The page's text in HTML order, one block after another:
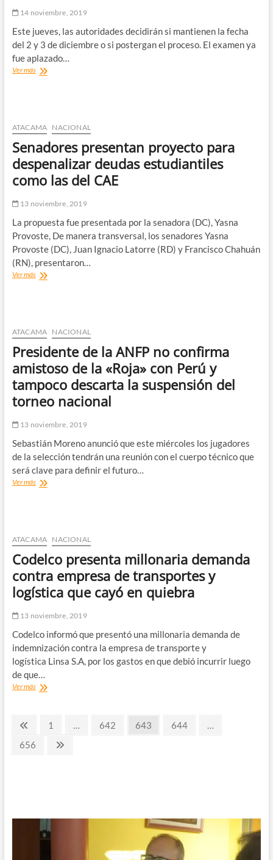
14 noviembre, 2019
Este jueves, las autoridades decidirán si mantienen la fecha
del 2 y 3 de diciembre o si postergan el proceso. El examen ya
fue aplazado…
Ver másConsejo
nuevamente
la
PSU,
razones
de
ATACAMA NACIONAL
Senadores presentan proyecto para
despenalizar deudas estudiantiles
como las del CAE
13 noviembre, 2019
La propuesta fue presentada por la senadora (DC), Yasna
Provoste, De manera transversal, los senadores Yasna
Provoste (DC), Juan Ignacio Latorre (RD) y Francisco Chahuán
(RN), presentaron…
Ver másSenadores
deudas
estudiantiles
como
las
del
CAE
ATACAMA NACIONAL
Presidente de la ANFP no confirma
amistoso de la «Roja» con Perú y
tampoco descarta la suspensión del
torneo nacional
13 noviembre, 2019
Sebastián Moreno anunció que este miércoles los jugadores
de la selección tendrán una reunión con el cuerpo técnico que
será clave para definir el futuro…
Ver másPresidente
confirma
amistoso
de
la
«Roja»
con
y
descarta
la
suspensión
torneo
nacional
ATACAMA NACIONAL
Codelco presenta millonaria demanda
contra empresa de transportes y
logística que cayó en quiebra
13 noviembre, 2019
Codelco informó que presentó una millonaria demanda de
indemnización contra la empresa de transporte y
logística Linsa S.A, por los gastos en que debió incurrir luego
de que…
Ver másCodelco
contra
empresa
en
quiebra
Paginación
de
PáginaPágina
1 … Página
642 Página
643 Página
644
…
Página
656
Página